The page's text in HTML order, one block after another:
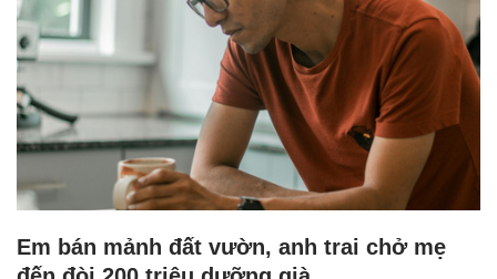
Em bán mảnh đất vườn, anh trai chở mẹ